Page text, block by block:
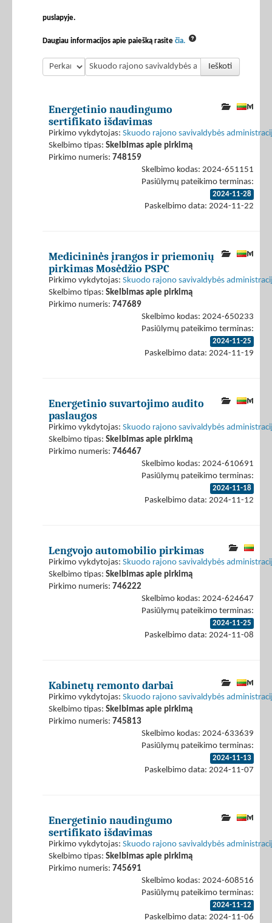
puslapyje.
Daugiau informacijos apie paiešką rasite čia.
Ieškoti
Energetinio naudingumo
sertifikato išdavimas
Pirkimo vykdytojas: Skuodo rajono savivaldybės
Skelbimo tipas: Skelbimas apie pirkimą
Pirkimo numeris: 748159
Skelbimo kodas: 2024-651151
Pasiūlymų pateikimo terminas:
2024-11-28
Paskelbimo data: 2024-11-22
Medicininės įrangos ir priemonių
pirkimas Mosėdžio PSPC
Pirkimo vykdytojas: Skuodo rajono savivaldybės
Skelbimo tipas: Skelbimas apie pirkimą
Pirkimo numeris: 747689
Skelbimo kodas: 2024-650233
Pasiūlymų pateikimo terminas:
2024-11-25
Paskelbimo data: 2024-11-19
Energetinio suvartojimo audito
paslaugos
Pirkimo vykdytojas: Skuodo rajono savivaldybės
Skelbimo tipas: Skelbimas apie pirkimą
Pirkimo numeris: 746467
Skelbimo kodas: 2024-610691
Pasiūlymų pateikimo terminas:
2024-11-18
Paskelbimo data: 2024-11-12
Lengvojo automobilio pirkimas
Pirkimo vykdytojas: Skuodo rajono savivaldybės
Skelbimo tipas: Skelbimas apie pirkimą
Pirkimo numeris: 746222
Skelbimo kodas: 2024-624647
Pasiūlymų pateikimo terminas:
2024-11-25
Paskelbimo data: 2024-11-08
Kabinetų remonto darbai
Pirkimo vykdytojas: Skuodo rajono savivaldybės
Skelbimo tipas: Skelbimas apie pirkimą
Pirkimo numeris: 745813
Skelbimo kodas: 2024-633639
Pasiūlymų pateikimo terminas:
2024-11-13
Paskelbimo data: 2024-11-07
Energetinio naudingumo
sertifikato išdavimas
Pirkimo vykdytojas: Skuodo rajono savivaldybės
Skelbimo tipas: Skelbimas apie pirkimą
Pirkimo numeris: 745691
Skelbimo kodas: 2024-608516
Pasiūlymų pateikimo terminas:
2024-11-12
Paskelbimo data: 2024-11-06